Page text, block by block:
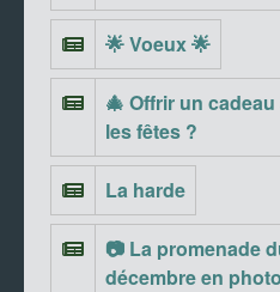
🌟 Voeux 🌟
🎄 Offrir un
les fêtes ?
La harde
📷 La promenade
décembre en